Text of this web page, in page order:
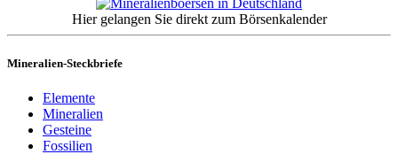
Hier gelangen Sie direkt zum Börsenkalender
Mineralien-Steckbriefe
Elemente
Mineralien
Gesteine
Fossilien